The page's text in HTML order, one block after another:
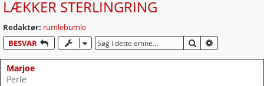
LÆKKER STERLINGRING
Redaktør: rumlebumle
BESVAR
SØG
Marjoe
Perle